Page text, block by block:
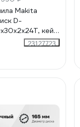
Makita
D-
кейс
23127723